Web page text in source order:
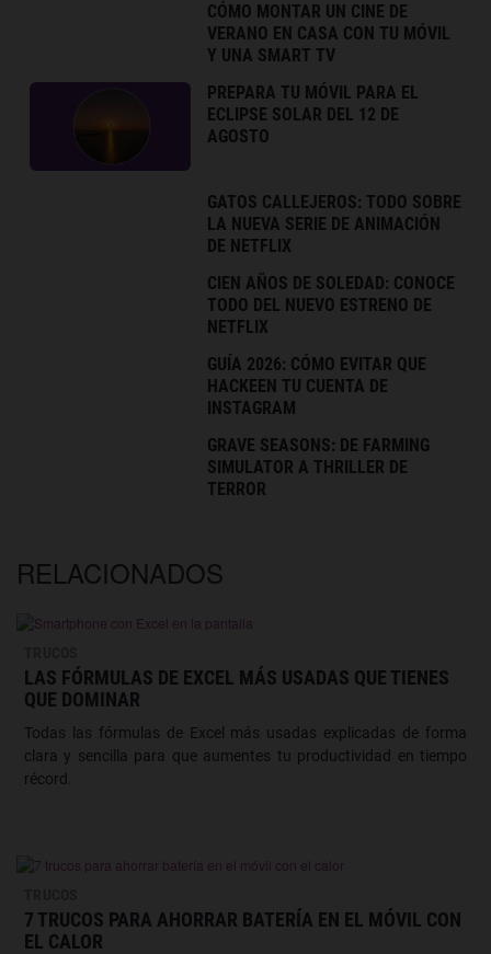
CÓMO MONTAR UN CINE DE
VERANO EN CASA CON TU MÓVIL
Y UNA SMART TV
PREPARA TU MÓVIL PARA EL
ECLIPSE SOLAR DEL 12 DE
AGOSTO
GATOS CALLEJEROS: TODO SOBRE
LA NUEVA SERIE DE ANIMACIÓN
DE NETFLIX
CIEN AÑOS DE SOLEDAD: CONOCE
TODO DEL NUEVO ESTRENO DE
NETFLIX
GUÍA 2026: CÓMO EVITAR QUE
HACKEEN TU CUENTA DE
INSTAGRAM
GRAVE SEASONS: DE FARMING
SIMULATOR A THRILLER DE
TERROR
RELACIONADOS
LAS FÓRMULAS DE EXCEL MÁS USADAS QUE TIENES
QUE DOMINAR
Todas las fórmulas de Excel más usadas explicadas de forma
clara y sencilla para que aumentes tu productividad en tiempo
récord.
7 TRUCOS PARA AHORRAR BATERÍA EN EL MÓVIL CON
EL CALOR